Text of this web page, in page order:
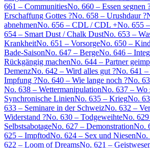
661 – CommunitiesNo. 660 – Essen segnen
Erschaffung Gottes ?No. 658 – Urushdaur ?
abnehmenNo. 656 – CDL / CDL +No. 655
654 – Smart Dust / Chalk DustNo. 653 –
KrankheitNo. 651 – VorsorgeNo. 650 –
Bade-SaisonNo. 647 – BergeNo. 646 –
Rückgängig machenNo. 644 – Partner
DemenzNo. 642 – Wird alles gut ?No. 641
Impfung ?No. 640 – Wie lange noch ?No.
No. 638 – WettermanipulationNo. 637 – Wo
Synchronische LinienNo. 635 – KriegNo.
633 – Seminare in der SchweizNo. 632 –
Widerstand ?No. 630 – TodgeweihteNo.
SelbstsabotageNo. 627 – DemonstrationNo.
625 – ImpftodNo. 624 – Sex und NiesenNo.
622 – Loom of DreamsNo. 621 –